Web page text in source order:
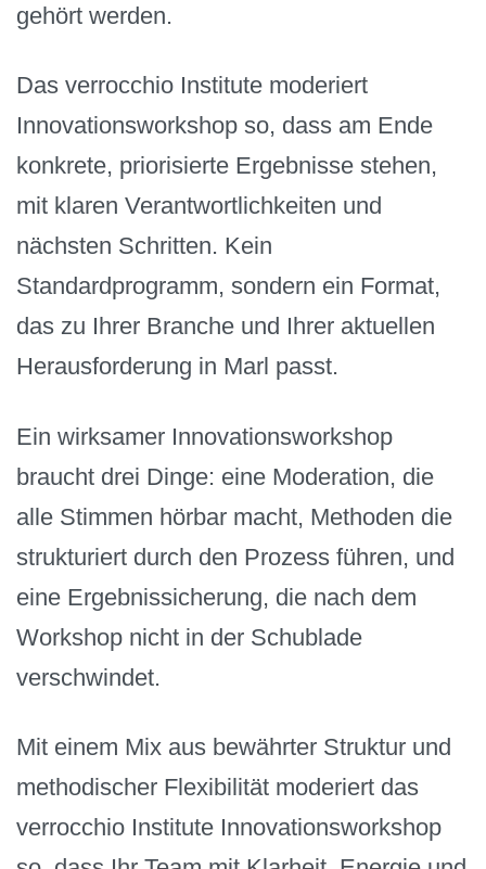
gehört werden.
Das verrocchio Institute moderiert
Innovationsworkshop so, dass am Ende
konkrete, priorisierte Ergebnisse stehen,
mit klaren Verantwortlichkeiten und
nächsten Schritten. Kein
Standardprogramm, sondern ein Format,
das zu Ihrer Branche und Ihrer aktuellen
Herausforderung in Marl passt.
Ein wirksamer Innovationsworkshop
braucht drei Dinge: eine Moderation, die
alle Stimmen hörbar macht, Methoden die
strukturiert durch den Prozess führen, und
eine Ergebnissicherung, die nach dem
Workshop nicht in der Schublade
verschwindet.
Mit einem Mix aus bewährter Struktur und
methodischer Flexibilität moderiert das
verrocchio Institute Innovationsworkshop